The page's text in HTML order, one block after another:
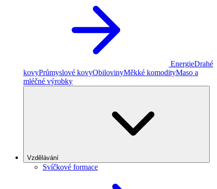
EnergieDrahé
kovyPrůmyslové kovyObilovinyMěkké komodityMaso a
mléčné výrobky
Vzdělávání
Svíčkové formace